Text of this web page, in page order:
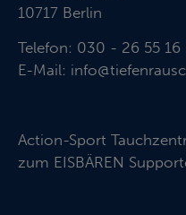
10717 Berlin
Telefon: 030 - 26 55 16
E-Mail:
Action-Sport
zum EISBÄREN